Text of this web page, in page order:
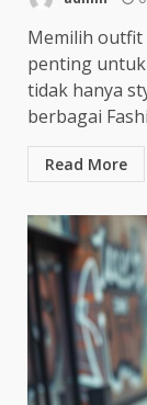
Memilih
penting
tidak hanya
berbagai
Read More